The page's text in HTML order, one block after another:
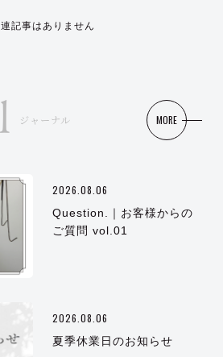
記事はありません
ジャーナル
2026.08.06
Question.｜お客様からの
ご質問 vol.01
2026.08.06
夏季休業日のお知らせ
MORE